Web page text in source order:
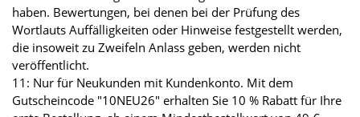
haben. Bewertungen, bei denen bei der Prüfung des
Wortlauts Auffälligkeiten oder Hinweise festgestellt werden,
die insoweit zu Zweifeln Anlass geben, werden nicht
veröffentlicht.
11: Nur für Neukunden mit Kundenkonto. Mit dem
Gutscheincode "10NEU26" erhalten Sie 10 % Rabatt für Ihre